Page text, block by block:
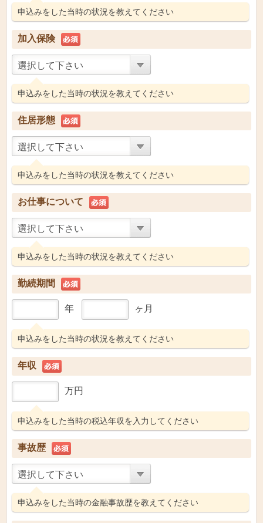
申込みをした当時の状況を教えてください
加入保険
選択して下さい
申込みをした当時の状況を教えてください
住居形態
選択して下さい
申込みをした当時の状況を教えてください
お仕事について
選択して下さい
申込みをした当時の状況を教えてください
勤続期間
年 ヶ月
申込みをした当時の状況を教えてください
年収
万円
申込みをした当時の税込年収を入力してください
事故歴
選択して下さい
申込みをした当時の金融事故歴を教えてください